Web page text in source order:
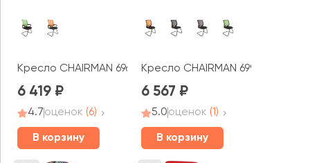
Кресло CHAIRMAN 696В ТВ
6 419
4.7оценок (6)
В корзину
Кресло CHAIRMAN 699В ТВ
6 567
5.0оценок (1)
В корзину